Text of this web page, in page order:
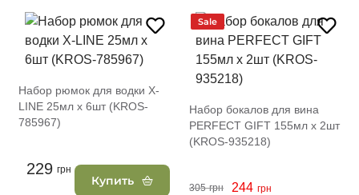
Набор рюмок для водки X-
LINE 25мл х 6шт (KROS-
785967)
229 грн
Купить
Sale
Набор бокалов для вина
PERFECT GIFT 155мл х 2шт
(KROS-935218)
305 грн 244 грн